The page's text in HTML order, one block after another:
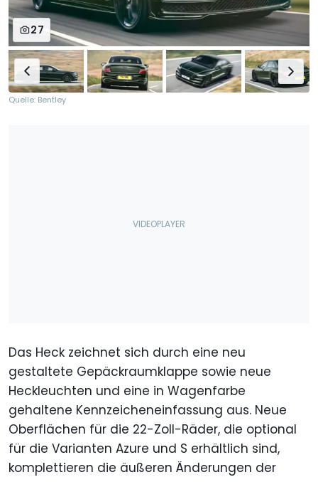
27
Quelle: Bentley
Das Heck zeichnet sich durch eine neu
gestaltete Gepäckraumklappe sowie neue
Heckleuchten und eine in Wagenfarbe
gehaltene Kennzeicheneinfassung aus. Neue
Oberflächen für die 22-Zoll-Räder, die optional
für die Varianten Azure und S erhältlich sind,
komplettieren die äußeren Änderungen der